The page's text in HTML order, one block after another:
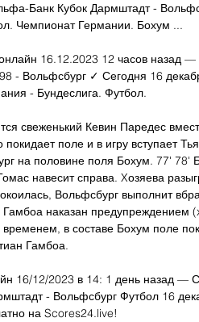
Банк Кубок Дармштадт -
Чемпионат Германии. Бохум ...
16.12.2023 12 часов назад —
- Вольфсбург ✓ Сегодня 16
- Бундеслига. Футбол.
свеженький Кевин Паредес
поле и в игру вступает
на половине поля Бохум. 77' 78'
навесит справа. Xозяева
Вольфсбург выполнит
наказан предупреждением
в составе Бохум поле
Гамбоа.
16/12/2023 в 14: 1 день назад —
- Вольфсбург Футбол 16
на Scores24.live!